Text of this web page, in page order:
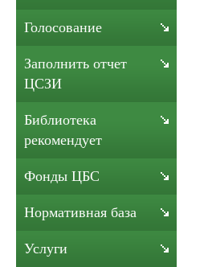
Голосование
Заполнить отчет
ЦСЗИ
Библиотека
рекомендует
Фонды ЦБС
Нормативная база
Услуги